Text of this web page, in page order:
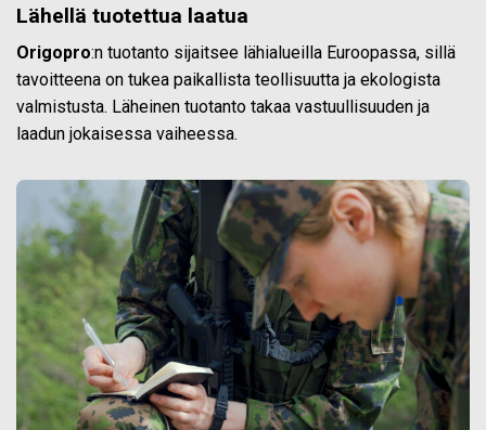
Lähellä tuotettua laatua
Origopro:n tuotanto sijaitsee lähialueilla Euroopassa, sillä
tavoitteena on tukea paikallista teollisuutta ja ekologista
valmistusta. Läheinen tuotanto takaa vastuullisuuden ja
laadun jokaisessa vaiheessa.